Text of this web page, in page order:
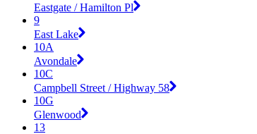
Eastgate / Hamilton Pl
9
East Lake
10A
Avondale
10C
Campbell Street / Highway 58
10G
Glenwood
13